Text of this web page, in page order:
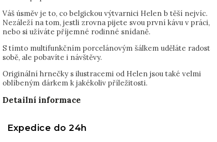
Váš úsměv je to, co belgickou výtvarnici Helen b těší nejvíc.
Nezáleží na tom, jestli zrovna pijete svou první kávu v práci,
nebo si užíváte příjemné rodinné snídaně.
S tímto multifunkčním porcelánovým šálkem uděláte radost
sobě, ale pobavíte i návštěvy.
Originální hrnečky s ilustracemi od Helen jsou také velmi
oblíbeným dárkem k jakékoliv příležitosti.
Detailní informace
Expedice do 24h